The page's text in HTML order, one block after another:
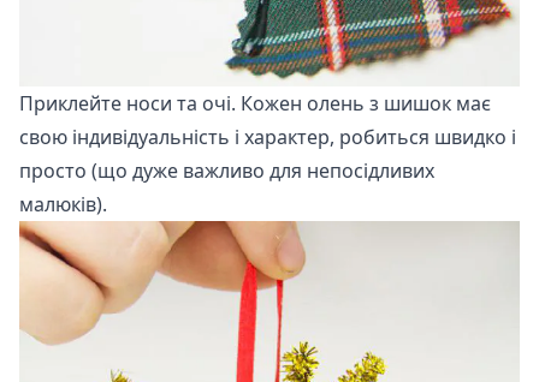
Приклейте носи та очі. Кожен олень з шишок має
свою індивідуальність і характер, робиться швидко і
просто (що дуже важливо для непосідливих
малюків).